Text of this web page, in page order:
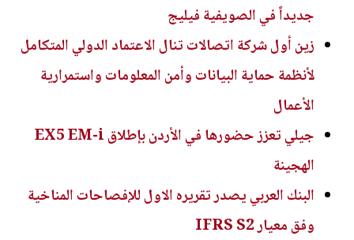
جديداً في الصويفية فيليج
زين أول شركة اتصالات تنال الاعتماد الدولي المتكامل
لأنظمة حماية البيانات وأمن المعلومات واستمرارية
الأعمال
جيلي تعزز حضورها في الأردن بإطلاق EX5 EM-i
الهجينة
البنك العربي يصدر تقريره الاول للإفصاحات المناخية
وفق معيار IFRS S2